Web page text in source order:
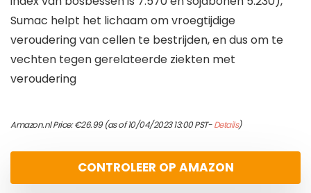
Sumac helpt het lichaam om vroegtijdige
veroudering van cellen te bestrijden, en dus om te
vechten tegen gerelateerde ziekten met
veroudering
Amazon.nl Price:€26.99(as of 10/04/2023 13:00 PST-Details)
CONTROLEER OP AMAZON